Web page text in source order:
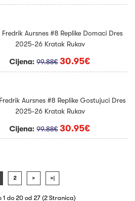
Fredrik Aursnes #8 Replike Domaci Dres
2025-26 Kratak Rukav
Cijena:99.88€ 30.95€
Aursnes #8 Replike Gostujuci Dres
2025-26 Kratak Rukav
Cijena:99.88€ 30.95€
2 > >|
1 do 20 od 27 (2 Stranica)